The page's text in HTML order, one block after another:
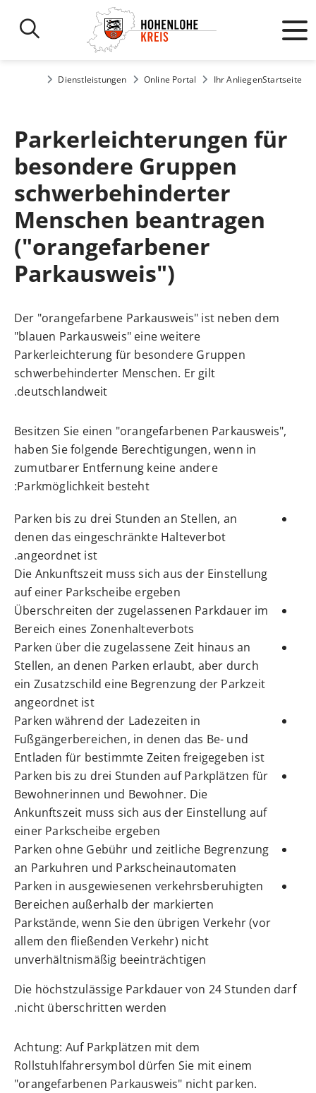
Startseite
Ihr Anliegen
Online Portal
Dienstleistungen
Parkerleichterungen für
besondere Gruppen
schwerbehinderter
Menschen beantragen
("orangefarbener
Parkausweis")
Der "orangefarbene Parkausweis" ist neben dem
"blauen Parkausweis" eine weitere
Parkerleichterung für besondere Gruppen
schwerbehinderter Menschen. Er gilt
deutschlandweit.
Besitzen Sie einen "orangefarbenen Parkausweis",
haben Sie folgende Berechtigungen, wenn in
zumutbarer Entfernung keine andere
Parkmöglichkeit besteht:
Parken bis zu drei Stunden an Stellen, an
denen das eingeschränkte Halteverbot
angeordnet ist.
Die Ankunftszeit muss sich aus der Einstellung
auf einer Parkscheibe ergeben
Überschreiten der zugelassenen Parkdauer im
Bereich eines Zonenhalteverbots
Parken über die zugelassene Zeit hinaus an
Stellen, an denen Parken erlaubt, aber durch
ein Zusatzschild eine Begrenzung der Parkzeit
angeordnet ist
Parken während der Ladezeiten in
Fußgängerbereichen, in denen das Be- und
Entladen für bestimmte Zeiten freigegeben ist
Parken bis zu drei Stunden auf Parkplätzen für
Bewohnerinnen und Bewohner. Die
Ankunftszeit muss sich aus der Einstellung auf
einer Parkscheibe ergeben
Parken ohne Gebühr und zeitliche Begrenzung
an Parkuhren und Parkscheinautomaten
Parken in ausgewiesenen verkehrsberuhigten
Bereichen außerhalb der markierten
Parkstände, wenn Sie den übrigen Verkehr (vor
allem den fließenden Verkehr) nicht
unverhältnismäßig beeinträchtigen
Die höchstzulässige Parkdauer von 24 Stunden darf
nicht überschritten werden.
Achtung: Auf Parkplätzen mit dem
Rollstuhlfahrersymbol dürfen Sie mit einem
"orangefarbenen Parkausweis" nicht parken.